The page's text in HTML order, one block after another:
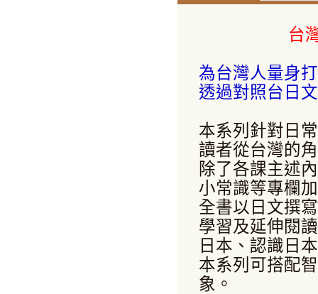
台
為台灣人量身
透過對照台日
本系列針對日
讀者從台灣的
除了各課主述
小常識等專欄
全書以日文撰
學習及延伸閱
日本、認識日
本系列可搭配
象。